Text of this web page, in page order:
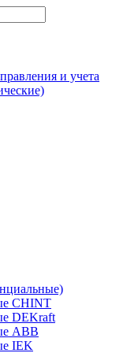
и учета
CHINT
DEKraft
ABB
IEK